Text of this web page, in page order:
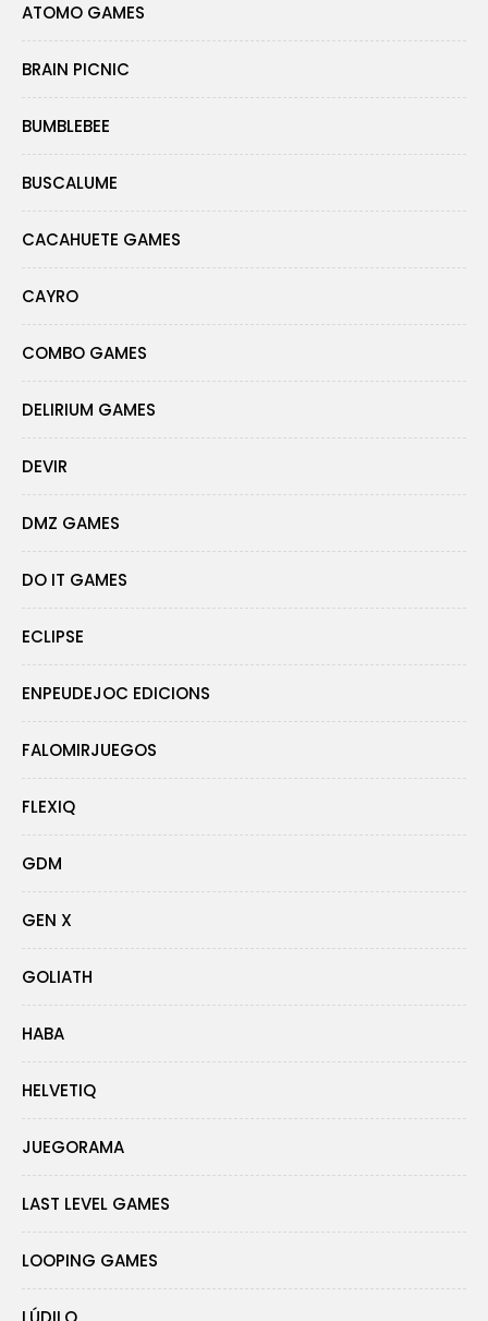
ATOMO GAMES
BRAIN PICNIC
BUMBLEBEE
BUSCALUME
CACAHUETE GAMES
CAYRO
COMBO GAMES
DELIRIUM GAMES
DEVIR
DMZ GAMES
DO IT GAMES
ECLIPSE
ENPEUDEJOC EDICIONS
FALOMIRJUEGOS
FLEXIQ
GDM
GEN X
GOLIATH
HABA
HELVETIQ
JUEGORAMA
LAST LEVEL GAMES
LOOPING GAMES